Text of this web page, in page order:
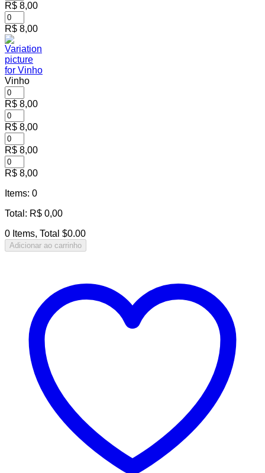
R$ 8,00
R$ 8,00
Vinho
R$ 8,00
R$ 8,00
R$ 8,00
R$ 8,00
Items: 0
Total : R$ 0,00
0 Items, Total $0.00
Adicionar ao carrinho